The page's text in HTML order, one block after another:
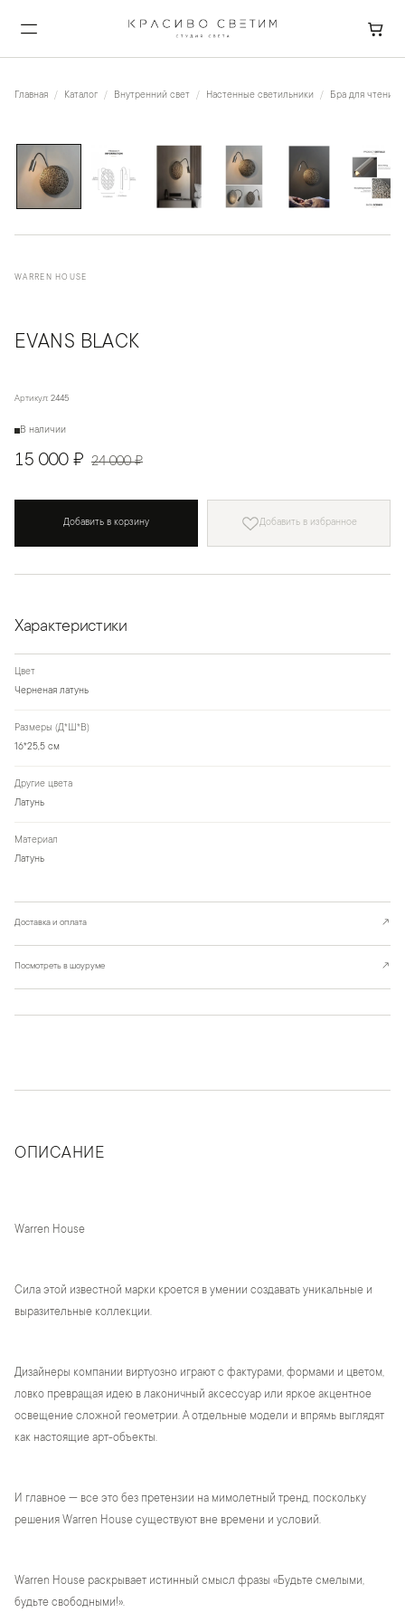
Главная Каталог Внутренний свет Настенные светильники Бра для чтения
WARREN HOUSE
EVANS BLACK
Артикул: 2445
В наличии
15 000 ₽ 24 000 ₽
Добавить в корзину Добавить в избранное
Характеристики
Цвет
Черненая латунь
Размеры (Д*Ш*В)
16*25,5 см
Другие цвета
Латунь
Материал
Латунь
Доставка и оплата ↗
Посмотреть в шоуруме ↗
ОПИСАНИЕ
Warren House
Сила этой известной марки кроется в умении создавать уникальные и
выразительные коллекции.
Дизайнеры компании виртуозно играют с фактурами, формами и цветом,
ловко превращая идею в лаконичный аксессуар или яркое акцентное
освещение сложной геометрии. А отдельные модели и впрямь выглядят
как настоящие арт-объекты.
И главное — все это без претензии на мимолетный тренд, поскольку
решения Warren House существуют вне времени и условий.
Warren House раскрывает истинный смысл фразы «Будьте смелыми,
будьте свободными!».